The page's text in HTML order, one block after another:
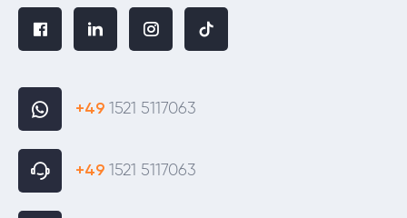
+49 1521 5117063
+49 1521 5117063